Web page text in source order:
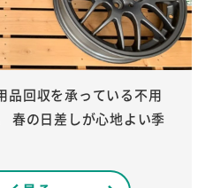
品回収を承っている不用
春の日差しが心地よい季